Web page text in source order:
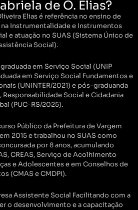
de O. Elias?
Elias é referência no ensino de
Instrumentalidade e Instrumentos
e atuação no SUAS (Sistema Único de
Social).
em Serviço Social (UNIP
em Serviço Social Fundamentos e
(UNINTER/2021) e pós-graduanda
Social e Cidadania
(PUC-RS/2025).
Público da Prefeitura de Vargem
2015 e trabalhou no SUAS como
por 8 anos, acumulando
CREAS, Serviço de Acolhimento
e Adolescentes e em Conselhos de
(CMAS e CMDPI).
Assistente Social Facilitando com a
o desenvolvimento e a capacitação